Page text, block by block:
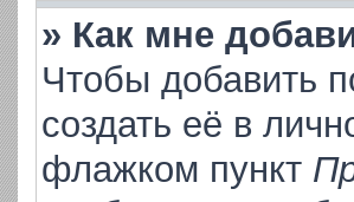
» Как мне
Чтобы добавить
создать её в
флажком пункт